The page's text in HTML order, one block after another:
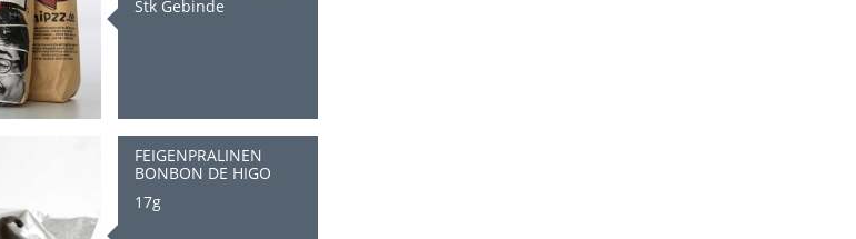
Stk Gebinde
FEIGENPRALINEN
BONBON DE HIGO
17g